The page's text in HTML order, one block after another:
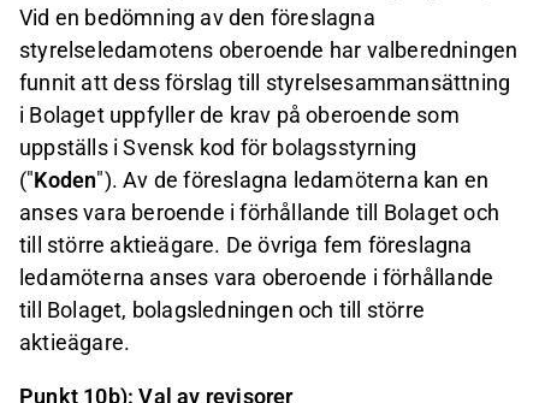
Vid en bedömning av den föreslagna
styrelseledamotens oberoende har valberedningen
funnit att dess förslag till styrelsesammansättning
i Bolaget uppfyller de krav på oberoende som
uppställs i Svensk kod för bolagsstyrning
("Koden"). Av de föreslagna ledamöterna kan en
anses vara beroende i förhållande till Bolaget och
till större aktieägare. De övriga fem föreslagna
ledamöterna anses vara oberoende i förhållande
till Bolaget, bolagsledningen och till större
aktieägare.
Punkt 10b): Val av revisorer